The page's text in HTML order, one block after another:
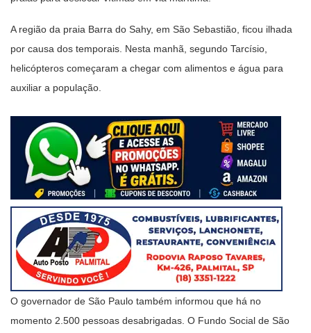
A região da praia Barra do Sahy, em São Sebastião, ficou ilhada
por causa dos temporais. Nesta manhã, segundo Tarcísio,
helicópteros começaram a chegar com alimentos e água para
auxiliar a população.
O governador de São Paulo também informou que há no
momento 2.500 pessoas desabrigadas. O Fundo Social de São